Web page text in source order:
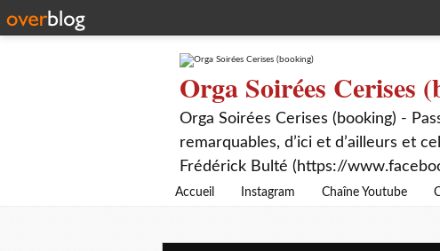
Orga Soirées Cerises
Orga Soirées Cerises (booking) -
remarquables, d’ici et d’ailleurs et
Frédérick Bulté (https://
Accueil Instagram Chaîne Youtube